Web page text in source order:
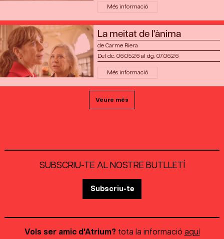
Més informació
La meitat de l'ànima
de Carme Riera
Del dc. 06.05.26al dg. 07.06.26
Més informació
Veure més
SUBSCRIU-TE AL NOSTRE BUTLLETÍ
Subscriu-te
Vols ser amic d'Atrium?tota la informació aquí